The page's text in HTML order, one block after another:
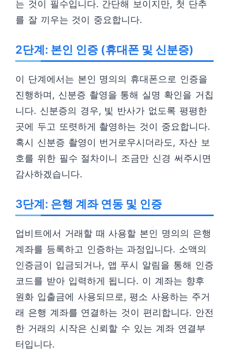
는 것이 필수입니다. 간단해 보이지만, 첫 단추
를 잘 끼우는 것이 중요합니다.
2단계: 본인 인증 (휴대폰 및 신분증)
이 단계에서는 본인 명의의 휴대폰으로 인증을
진행하며, 신분증 촬영을 통해 실명 확인을 거칩
니다. 신분증의 경우, 빛 반사가 없도록 평평한
곳에 두고 또렷하게 촬영하는 것이 중요합니다.
혹시 신분증 촬영이 번거로우시더라도, 자산 보
호를 위한 필수 절차이니 조금만 신경 써주시면
감사하겠습니다.
3단계: 은행 계좌 연동 및 인증
업비트에서 거래할 때 사용할 본인 명의의 은행
계좌를 등록하고 인증하는 과정입니다. 소액의
인증금이 입금되거나, 앱 푸시 알림을 통해 인증
코드를 받아 입력하게 됩니다. 이 계좌는 향후
원화 입출금에 사용되므로, 평소 사용하는 주거
래 은행 계좌를 연결하는 것이 편리합니다. 안전
한 거래의 시작은 신뢰할 수 있는 계좌 연결부
터입니다.